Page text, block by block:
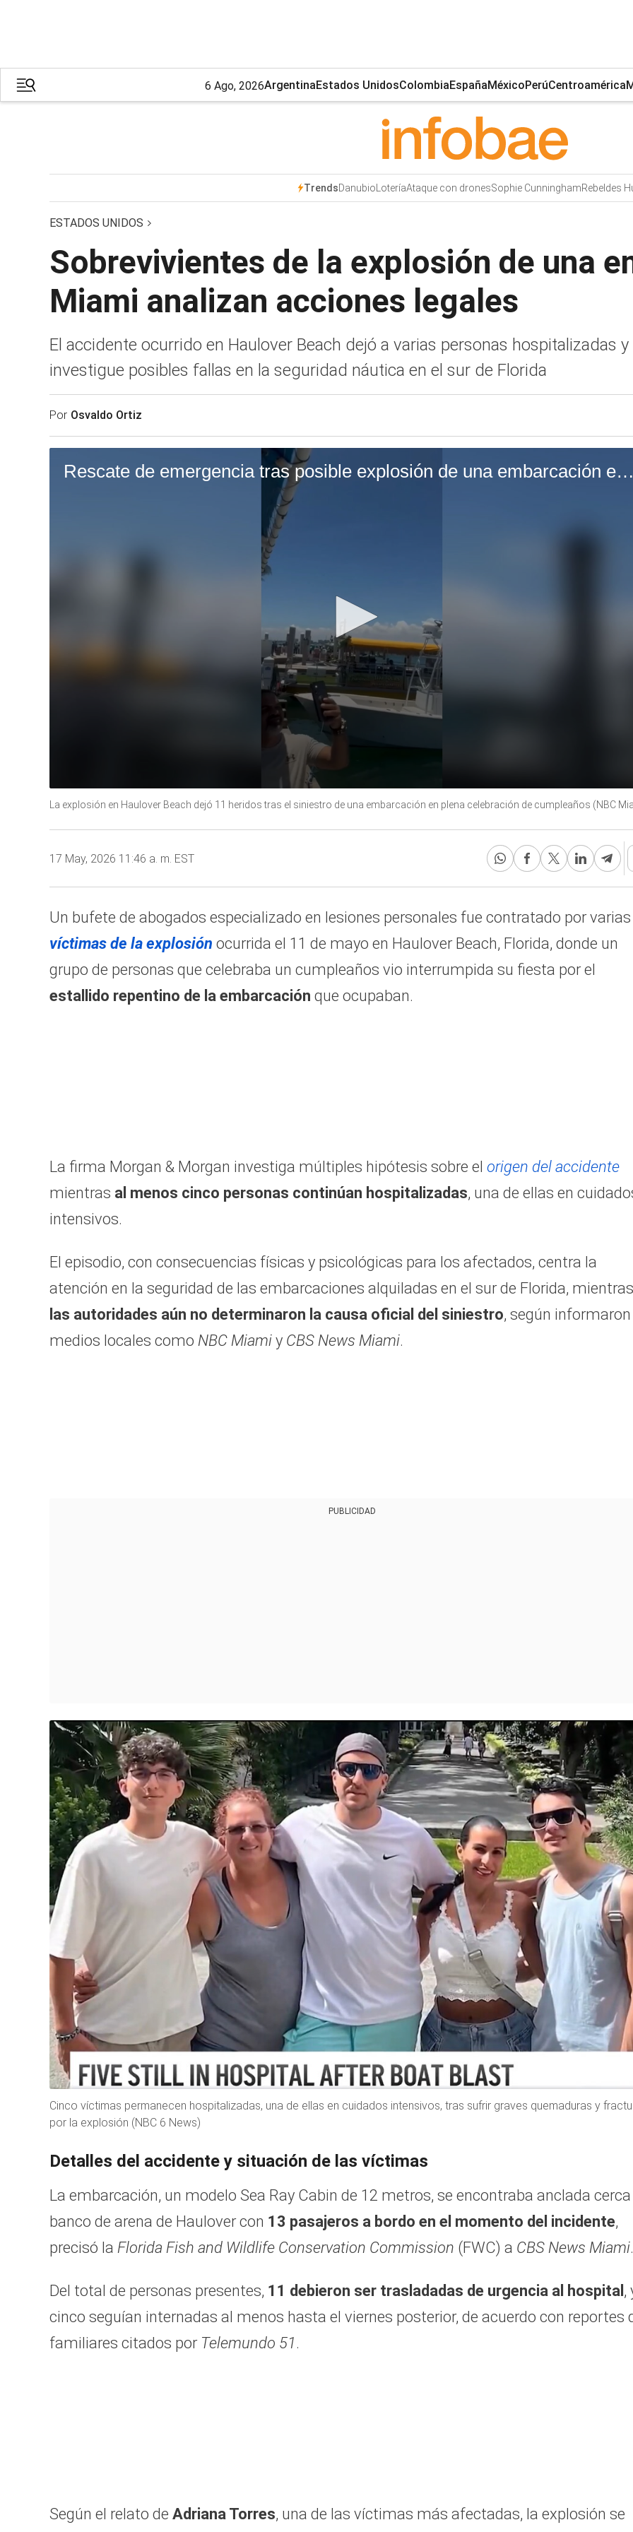
6 Ago, 2026ArgentinaEstados UnidosColombiaEspañaMéxicoPerúCentroamérica
TrendsDanubioLoteríaAtaque con dronesSophie CunninghamRebeldes
ESTADOS UNIDOS
Sobrevivientes de la explosión de una
Miami analizan acciones legales
El accidente ocurrido en Haulover Beach dejó a varias personas hospitalizadas
investigue posibles fallas en la seguridad náutica en el sur de Florida
Por Osvaldo Ortiz
Rescate de emergencia tras posible explosión de
seconds
35
La explosión en Haulover Beach dejó 11 heridos tras el siniestro de una embarcación en plena celebración de cumpleaños (NBC
17 May, 2026 11:46 a. m. EST
Un bufete de abogados especializado en lesiones personales fue contratado por varias
víctimas de la explosión ocurrida el 11 de mayo en Haulover Beach, Florida, donde un
grupo de personas que celebraba un cumpleaños vio interrumpida su fiesta por el
estallido repentino de la embarcación que ocupaban.
La firma Morgan & Morgan investiga múltiples hipótesis sobre el origen del accidente
mientras al menos cinco personas continúan hospitalizadas, una de ellas en
intensivos.
El episodio, con consecuencias físicas y psicológicas para los afectados, centra la
atención en la seguridad de las embarcaciones alquiladas en el sur de Florida, mientras
las autoridades aún no determinaron la causa oficial del siniestro, según informaron
medios locales como NBC Miami y CBS News Miami.
PUBLICIDAD
Cinco víctimas permanecen hospitalizadas, una de ellas en cuidados intensivos, tras sufrir graves quemaduras y
por la explosión (NBC 6 News)
Detalles del accidente y situación de las víctimas
La embarcación, un modelo Sea Ray Cabin de 12 metros, se encontraba anclada
banco de arena de Haulover con 13 pasajeros a bordo en el momento del incidente,
precisó la Florida Fish and Wildlife Conservation Commission (FWC) a CBS News Miami.
Del total de personas presentes, 11 debieron ser trasladadas de urgencia al hospital ,
cinco seguían internadas al menos hasta el viernes posterior, de acuerdo con reportes
familiares citados por Telemundo 51 .
Según el relato de Adriana Torres, una de las víctimas más afectadas, la explosión se